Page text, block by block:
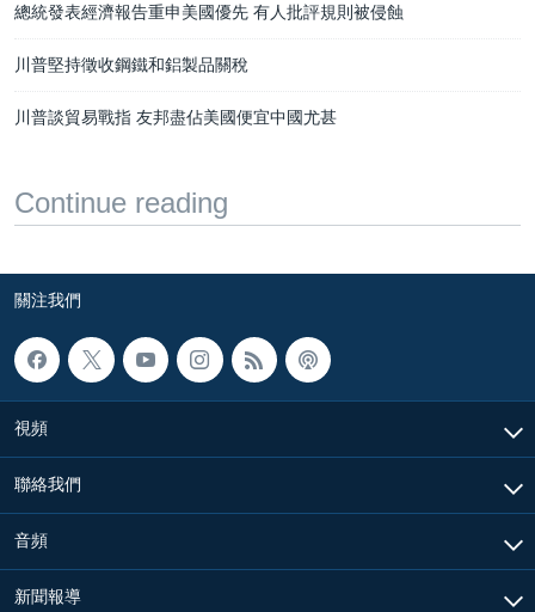
總統發表經濟報告重申美國優先 有人批評規則被侵蝕
川普堅持徵收鋼鐵和鋁製品關稅
川普談貿易戰指 友邦盡佔美國便宜中國尤甚
Continue reading
關注我們
視頻
聯絡我們
音頻
新聞報導